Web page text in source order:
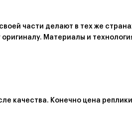
части делают в тех же
Материалы и
качества. Конечно цена